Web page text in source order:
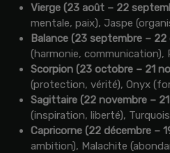
Vierge (23 août – 22
mentale, paix), Jaspe
Balance (23 septembre – 22
(harmonie, communication),
Scorpion (23 octobre – 21
(protection, vérité), Onyx
Sagittaire (22 novembre –
(inspiration, liberté),
Capricorne (22 décembre –
ambition), Malachite